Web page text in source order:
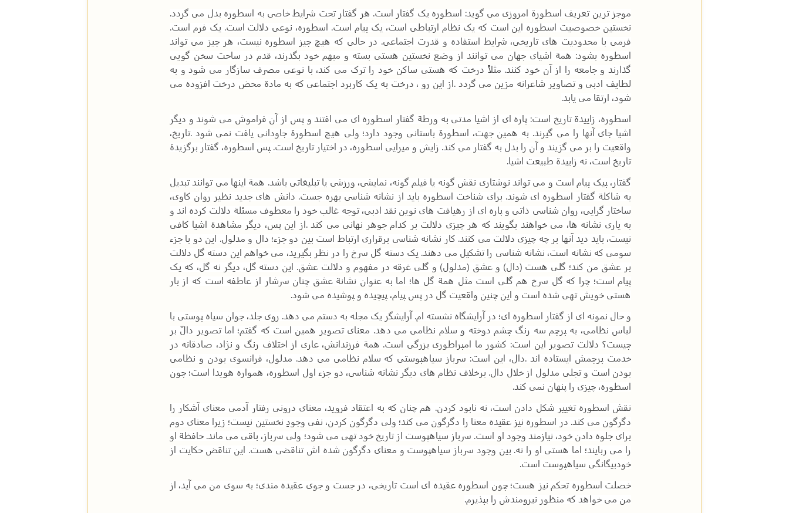
موجز ترین تعریف اسطورة امروزی می گوید: اسطوره یک گفتار است. هر گفتار تحت شرایط خاصی به اسطوره بدل می گردد.
نخستین خصوصیت اسطوره این است که یک نظام ارتباطی است، یک پیام است. اسطوره، نوعی دلالت است. یک فرم است.
فرمی با محدودیت های تاریخی، شرایط استفاده و قدرت اجتماعی. در حالی که هیچ چیز اسطوره نیست، هر چیز می تواند
اسطوره بشود: همة اشیای جهان می توانند از وضع نخستین هستی بسته و مبهم خود بگذرند، قدم در ساحت سخن گویی
گذارند و جامعه را از آن خود کنند. مثلاً درخت که هستی ساکن خود را ترک می کند، با نوعی مصرف سازگار می شود و به
لطایف ادبی و تصاویر شاعرانه مزین می گردد .از این رو ، درخت به یک کاربرد اجتماعی که به مادة محض درخت افزوده می
شود، ارتقا می یابد.
اسطوره، زاییدة تاریخ است: پاره ای از اشیا مدتی به ورطة گفتار اسطوره ای می افتند و پس از آن فراموش می شوند و دیگر
اشیا جای آنها را می گیرند. به همین جهت، اسطورة باستانی وجود دارد؛ ولی هیچ اسطورة جاودانی یافت نمی شود .تاریخ،
واقعیت را بر می گزیند و آن را بدل به گفتار می کند. زایش و میرایی اسطوره، در اختیار تاریخ است. پس اسطوره، گفتار برگزیدة
تاریخ است، نه زاییدة طبیعت اشیا.
گفتار، پیک پیام است و می تواند نوشتاری نقش گونه یا فیلم گونه، نمایشی، ورزشی یا تبلیغاتی باشد. همة اینها می توانند تبدیل
به شاکلة گفتار اسطوره ای شوند. برای شناخت اسطوره باید از نشانه شناسی بهره جست. دانش های جدید نظیر روان کاوی،
ساختار گرایی، روان شناسی ذاتی و پاره ای از رهیافت های نوین نقد ادبی، توجه غالب خود را معطوف مسئلة دلالت کرده اند و
به یاری نشانه ها، می خواهند بگویند که هر چیزی دلالت بر کدام جوهر نهانی می کند .از این پس، دیگر مشاهدة اشیا کافی
نیست، باید دید آنها بر چه چیزی دلالت می کنند. کار نشانه شناسی برقراری ارتباط است بین دو جزء؛ دال و مدلول. این دو با جزء
سومی که نشانه است، نشانه شناسی را تشکیل می دهند. یک دسته گل سرخ را در نظر بگیرید، می خواهم این دسته گل دلالت
بر عشق من کند؛ گلی هست (دال) و عشق (مدلول) و گلی غرقه در مفهوم و دلالت عشق. این دسته گل، دیگر نه گل، که یک
پیام است؛ چرا که گل سرخ هم گلی است مثل همة گل ها؛ اما به عنوان نشانة عشق چنان سرشار از عاطفه است که از بار
هستی خویش تهی شده است و این چنین واقعیت گل در پس پیام، پیچیده و پوشیده می شود.
و حال نمونه ای از گفتار اسطوره ای؛ در آرایشگاه نشسته ام. آرایشگر یک مجله به دستم می دهد. روی جلد، جوان سیاه پوستی با
لباس نظامی، به پرچم سه رنگ چشم دوخته و سلام نظامی می دهد. معنای تصویر همین است که گفتم؛ اما تصویر دالّ بر
چیست؟ دلالت تصویر این است: کشور ما امپراطوری بزرگی است. همة فرزندانش، عاری از اختلاف رنگ و نژاد، صادقانه در
خدمت پرچمش ایستاده اند .دال، این است: سرباز سیاهپوستی که سلام نظامی می دهد. مدلول، فرانسوی بودن و نظامی
بودن است و تجلی مدلول از خلال دال. برخلاف نظام های دیگر نشانه شناسی، دو جزء اول اسطوره، همواره هویدا است؛ چون
اسطوره، چیزی را پنهان نمی کند.
نقش اسطوره تغییر شکل دادن است، نه نابود کردن. هم چنان که به اعتقاد فروید، معنای درونی رفتار آدمی معنای آشکار را
دگرگون می کند. در اسطوره نیز عقیده معنا را دگرگون می کند؛ ولی دگرگون کردن، نفی وجودِ نخستین نیست؛ زیرا معنای دوم
برای جلوه دادن خود، نیازمند وجود او است. سرباز سیاهپوست از تاریخ خود تهی می شود؛ ولی سرباز، باقی می ماند. حافظة او
را می ربایند؛ اما هستی او را نه. بین وجود سرباز سیاهپوست و معنای دگرگون شده اش تناقضی هست. این تناقض حکایت از
خودبیگانگی سیاهپوست است.
خصلت اسطوره تحکم نیز هست؛ چون اسطوره عقیده ای است تاریخی، در جست و جوی عقیده مندی؛ به سوی من می آید، از
من می خواهد که منظور نیرومندش را بپذیرم.